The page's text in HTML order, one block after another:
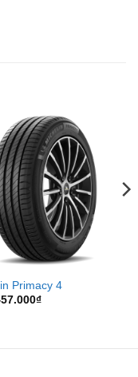
Primacy 4
₫